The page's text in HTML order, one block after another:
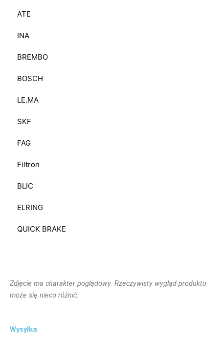
ATE
INA
BREMBO
BOSCH
LE.MA
SKF
FAG
Filtron
BLIC
ELRING
QUICK BRAKE
Zdjęcie ma charakter poglądowy. Rzeczywisty wygląd produktu
może się nieco różnić.
Wysyłka